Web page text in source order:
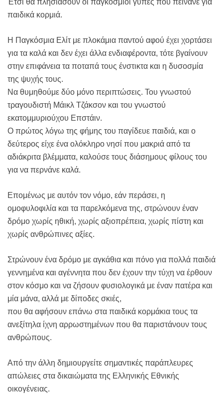
Έτσι θα πλησιάσουν οι παγκόσμιοι γύπες που πεινάνε για
παιδικά κορμιά.
Η Παγκόσμια Ελίτ με πλοκάμια παντού αφού έχει χορτάσει
για τα καλά και δεν έχει άλλα ενδιαφέροντα, τότε βγαίνουν
στην επιφάνεια τα ποταπά τους ένστικτα και η δυσοσμία
της ψυχής τους.
Να θυμηθούμε δύο μόνο περιπτώσεις. Του γνωστού
τραγουδιστή Μάικλ Τζάκσον και του γνωστού
εκατομμυριούχου Επστάιν.
Ο πρώτος λόγω της φήμης του παγίδευε παιδιά, και ο
δεύτερος είχε ένα ολόκληρο νησί που μακριά από τα
αδιάκριτα βλέμματα, καλούσε τους διάσημους φίλους του
για να περνάνε καλά.
Επομένως με αυτόν τον νόμο, εάν περάσει, η
ομοφυλοφιλία και τα παρελκόμενα της, στρώνουν έναν
δρόμο χωρίς ηθική, χωρίς αξιοπρέπεια, χωρίς πίστη και
χωρίς ανθρώπινες αξίες.
Στρώνουν ένα δρόμο με αγκάθια και πόνο για πολλά παιδιά
γεννημένα και αγέννητα που δεν έχουν την τύχη να έρθουν
στον κόσμο και να ζήσουν φυσιολογικά με έναν πατέρα και
μία μάνα, αλλά με δίποδες σκιές,
που θα αφήσουν επάνω στα παιδικά κορμάκια τους τα
ανεξίτηλα ίχνη αρρωστημένων που θα παριστάνουν τους
ανθρώπους.
Από την άλλη δημιουργείτε σημαντικές παράπλευρες
απώλειες στα δικαιώματα της Ελληνικής Εθνικής
οικογένειας.